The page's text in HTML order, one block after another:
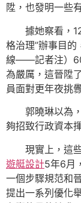
陞，也發明一些
據她察看，
格治理”辦事目
線——記者注）
為嚴厲，這晉陞
員面對更年夜挑
郭曉琳以為
夠招致行政資本
現實上，這
遊艇設計5年6月
一個步驟規范和
提出一系列優化